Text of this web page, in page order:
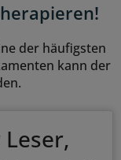
der häufigsten
kann der